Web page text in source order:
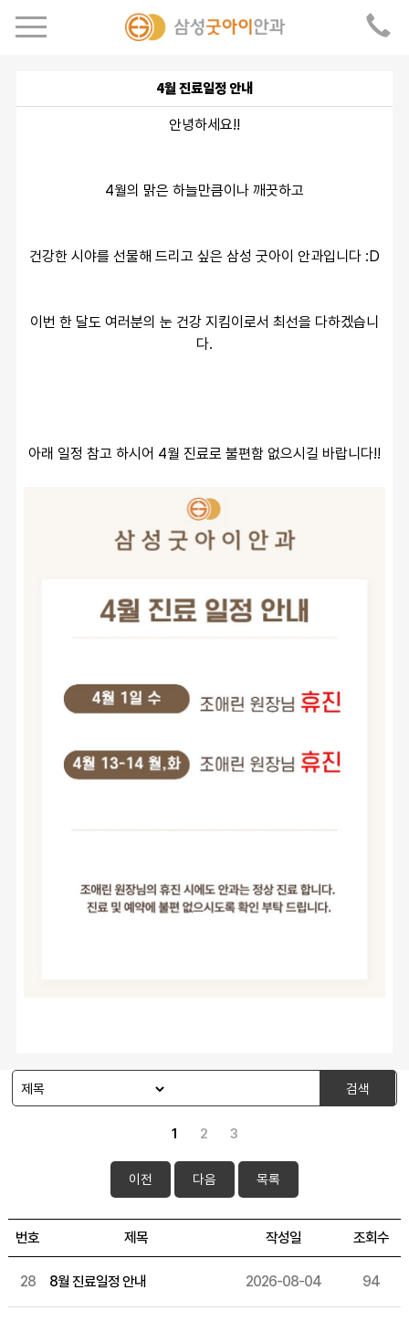
4월 진료일정 안내
안녕하세요!!
4월의 맑은 하늘만큼이나 깨끗하고
건강한 시야를 선물해 드리고 싶은 삼성 굿아이 안과입니다 :D
이번 한 달도 여러분의 눈 건강 지킴이로서 최선을 다하겠습니
다.
아래 일정 참고 하시어 4월 진료로 불편함 없으시길 바랍니다!!
검색
1 2 3
이전 다음 목록
번호 제목 작성일 조회수
28 8월 진료일정 안내 2026-08-04 94